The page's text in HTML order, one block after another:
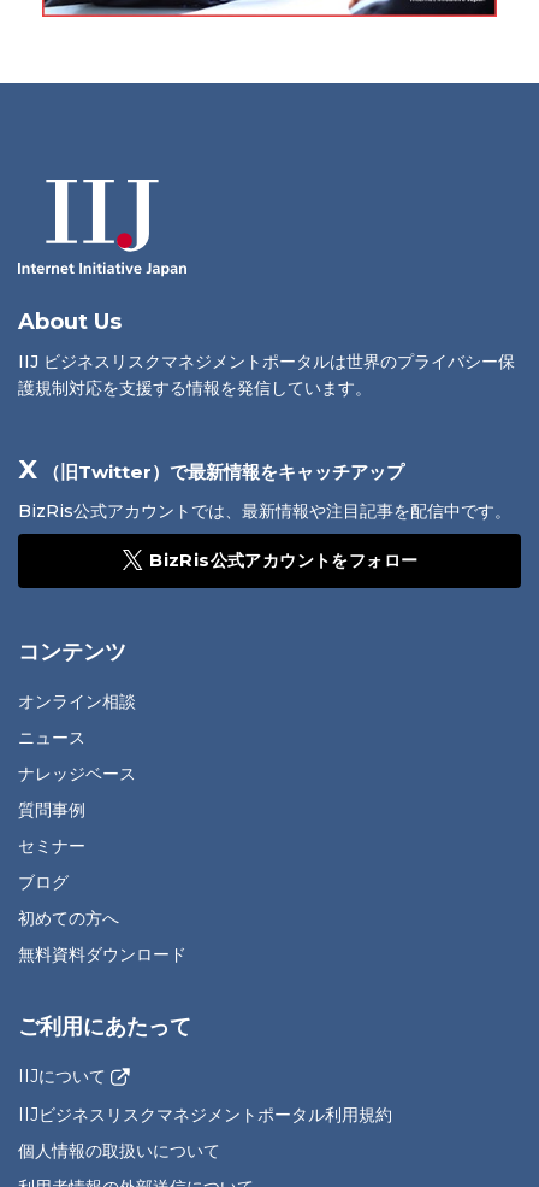
About Us
IIJ ビジネスリスクマネジメントポータルは世界のプライバシー保
護規制対応を支援する情報を発信しています。
X （旧Twitter）で最新情報をキャッチアップ
BizRis公式アカウントでは、最新情報や注目記事を配信中です。
BizRis公式アカウントをフォロー
コンテンツ
オンライン相談
ニュース
ナレッジベース
質問事例
セミナー
ブログ
初めての方へ
無料資料ダウンロード
ご利用にあたって
IIJについて
IIJビジネスリスクマネジメントポータル利用規約
個人情報の取扱いについて